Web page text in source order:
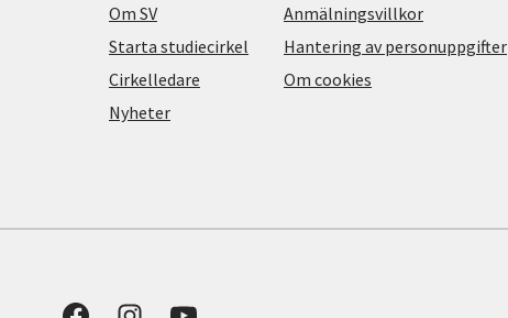
Om SV
Starta studiecirkel
Cirkelledare
Nyheter
Anmälningsvillkor
Hantering av personuppgifter
Om cookies